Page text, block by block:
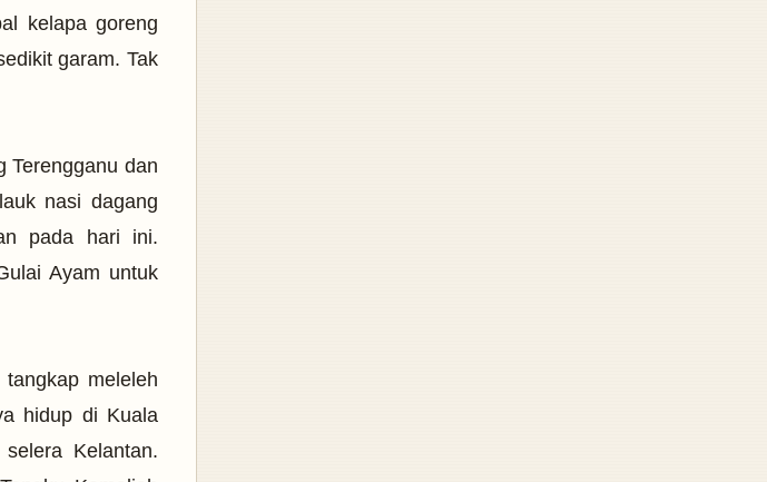
kelapa goreng
garam. Tak
Terengganu dan
nasi dagang
pada hari ini.
Ayam untuk
meleleh
hidup di Kuala
Kelantan.